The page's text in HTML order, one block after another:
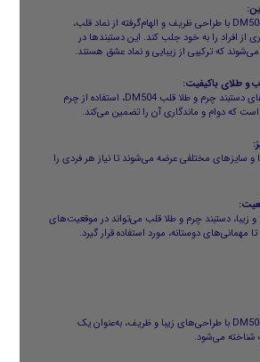
دستبند چرم و طلا قلب DM504 با طراحی ظریف و الهام‌گرفته از نماد قلب،
از افراد را به خود جلب کند. این دستبندها در
که ترکیبی از زیبایی و نماد عشق هستند.
یکی از مهم‌ترین ویژگی‌های دستبند چرم و طلا قلب DM504، استفاده از چرم
که دوام و ماندگاری آن را تضمین می‌کند.
و سایزهای مختلفی عرضه می‌شوند تا نیاز هر فردی را
زیبا، دستبند چرم و طلا قلب می‌تواند در موقعیت‌های
مهمانی‌های دوستانه، مورد استفاده قرار گیرد.
دستبند چرم و طلا قلب DM504 با طراحی‌های زیبا و ظریف، به‌عنوان یک
می‌شود.